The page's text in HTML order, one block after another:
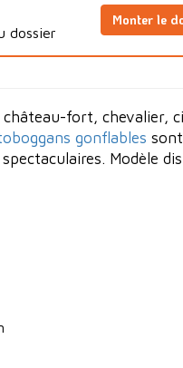
dossier
Monter le
fort, chevalier,
gonflables
Modèle